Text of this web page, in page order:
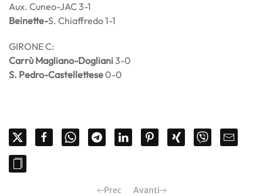
Aux. Cuneo-JAC 3-1
Beinette-S. Chiaffredo 1-1
GIRONE C:
Carrù Magliano-Dogliani3-0
S. Pedro-Castellettese0-0
Prec Avanti